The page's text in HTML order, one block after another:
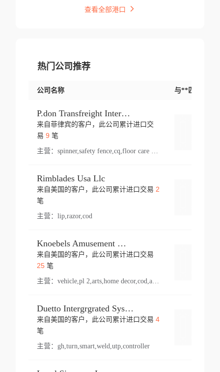
查看全部港口
热门公司推荐
公司名称 与**匹配交易
P.don Transfreight International
来自菲律宾的客户，此公司累计进口交
易 9 笔
主营：
Rimblades Usa Llc
来自美国的客户，此公司累计进口交易 2
笔
主营： lip,razor,cod
Knoebels Amusement Resort
来自美国的客户，此公司累计进口交易
25笔
主营： vehicle,pl 2,arts,home decor,cod,amusement ride,sea
Duetto Intergrgrated Systems Inc.
来自美国的客户，此公司累计进口交易 4
笔
主营： gh,turn,smart,weld,utp,controller